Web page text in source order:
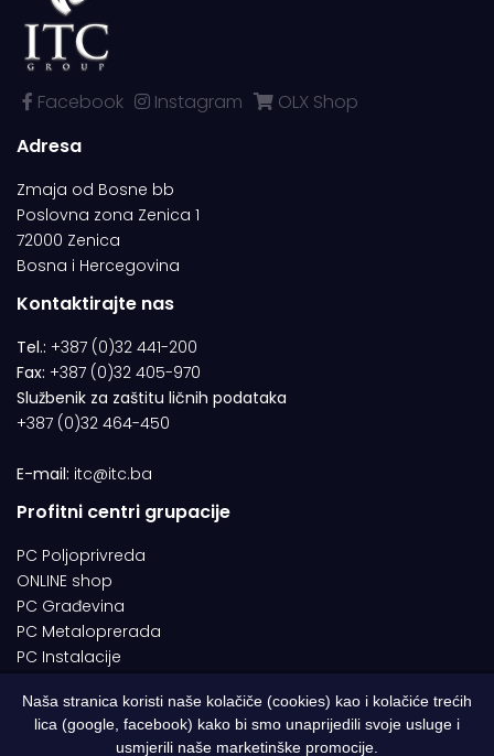
Facebook Instagram
OLX Shop
Adresa
Zmaja od Bosne bb
Poslovna zona Zenica 1
72000 Zenica
Bosna i Hercegovina
Kontaktirajte nas
Tel.: +387 (0)32 441-200
Fax: +387 (0)32 405-970
Službenik za zaštitu ličnih podataka
+387 (0)32 464-450
E-mail: itc@itc.ba
Profitni centri grupacije
PC Poljoprivreda
ONLINE shop
PC Građevina
PC Metaloprerada
PC Instalacije
© 1994-2026 | ITC d.o.o. Zenica. Sva prava pridržana | Designed by
Naša stranica koristi naše kolačiče (cookies) kao i kolačiće trećih
lica (google, facebook) kako bi smo unaprijedili svoje usluge i
usmjerili naše marketinške promocije.